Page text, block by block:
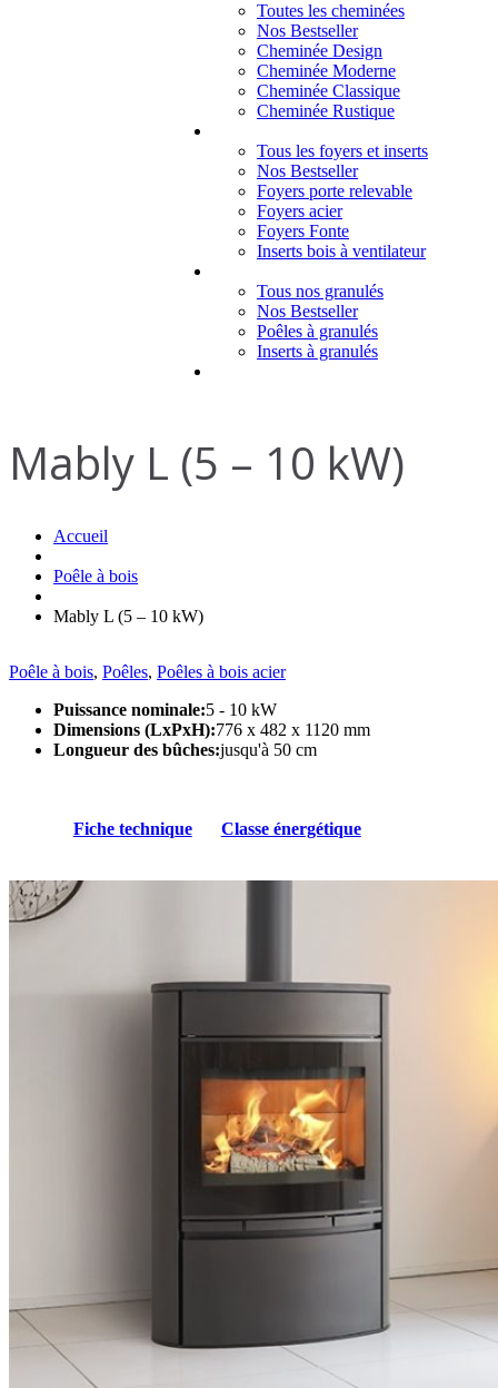
Toutes les cheminées
Nos Bestseller
Cheminée Design
Cheminée Moderne
Cheminée Classique
Cheminée Rustique
Tous les foyers et inserts
Nos Bestseller
Foyers porte relevable
Foyers acier
Foyers Fonte
Inserts bois à ventilateur
Tous nos granulés
Nos Bestseller
Poêles à granulés
Inserts à granulés
Mably L (5 – 10 kW)
Accueil
Poêle à bois
Mably L (5 – 10 kW)
Poêle à bois, Poêles, Poêles à bois acier
Puissance nominale:5 - 10 kW
Dimensions (LxPxH):776 x 482 x 1120 mm
Longueur des bûches:jusqu'à 50 cm
Fiche technique Classe énergétique